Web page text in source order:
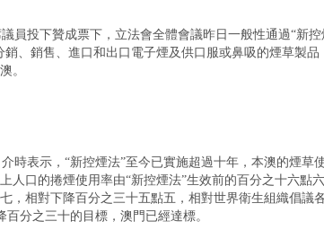
員投下贊成票下，立法會全體會議昨日一般性通過“新控
銷、銷售、進口和出口電子煙及供口服或鼻吸的煙草製品
。
時表示，“新控煙法”至今已實施超過十年，本澳的煙草
人口的捲煙使用率由“新控煙法”生效前的百分之十六點
，相對下降百分之三十五點五，相對世界衛生組織倡議
分之三十的目標，澳門已經達標。